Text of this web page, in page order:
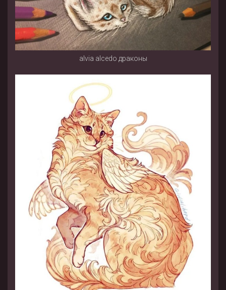
alvia alcedo драконы